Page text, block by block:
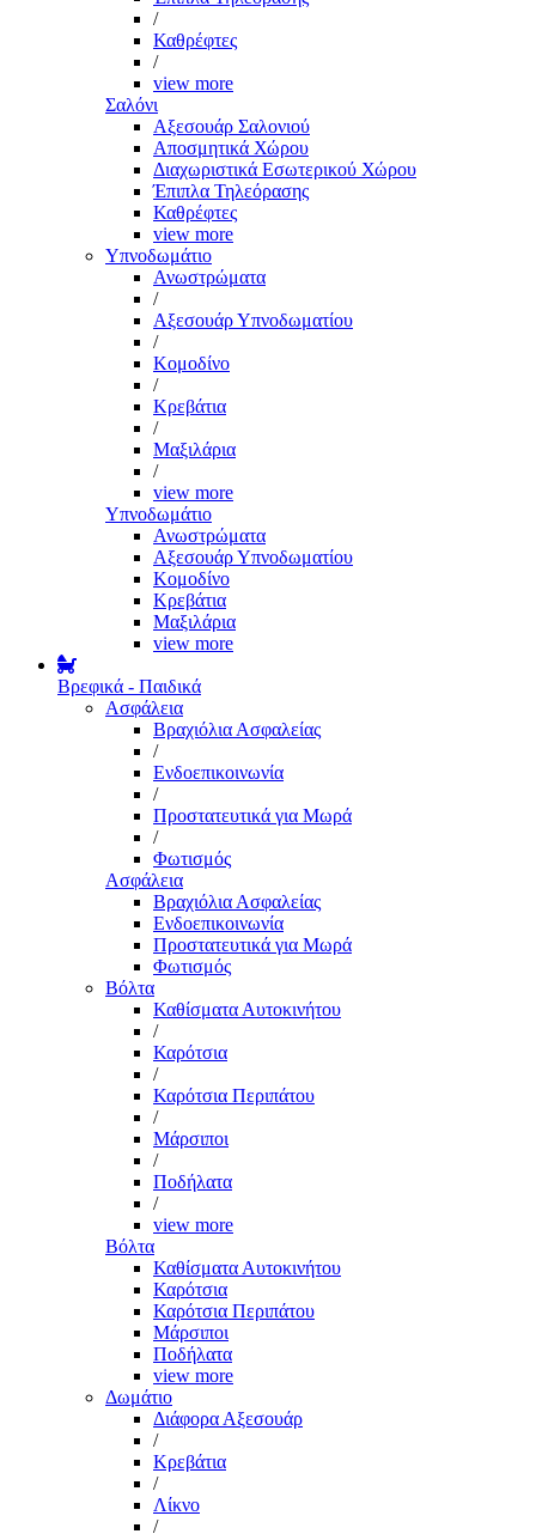
/
Καθρέφτες
/
view more
Σαλόνι
Αξεσουάρ Σαλονιού
Αποσμητικά Χώρου
Διαχωριστικά Εσωτερικού Χώρου
Έπιπλα Τηλεόρασης
Καθρέφτες
view more
Υπνοδωμάτιο
Ανωστρώματα
/
Αξεσουάρ Υπνοδωματίου
/
Κομοδίνο
/
Κρεβάτια
/
Μαξιλάρια
/
view more
Υπνοδωμάτιο
Ανωστρώματα
Αξεσουάρ Υπνοδωματίου
Κομοδίνο
Κρεβάτια
Μαξιλάρια
view more
Βρεφικά - Παιδικά
Ασφάλεια
Βραχιόλια Ασφαλείας
/
Ενδοεπικοινωνία
/
Προστατευτικά για Μωρά
/
Φωτισμός
Ασφάλεια
Βραχιόλια Ασφαλείας
Ενδοεπικοινωνία
Προστατευτικά για Μωρά
Φωτισμός
Βόλτα
Καθίσματα Αυτοκινήτου
/
Καρότσια
/
Καρότσια Περιπάτου
/
Μάρσιποι
/
Ποδήλατα
/
view more
Βόλτα
Καθίσματα Αυτοκινήτου
Καρότσια
Καρότσια Περιπάτου
Μάρσιποι
Ποδήλατα
view more
Δωμάτιο
Διάφορα Αξεσουάρ
/
Κρεβάτια
/
Λίκνο
/